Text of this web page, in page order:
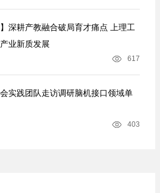
】深耕产教融合破局育才痛点 上理工
业新质发展
617
实践团队走访调研脑机接口领域单
403